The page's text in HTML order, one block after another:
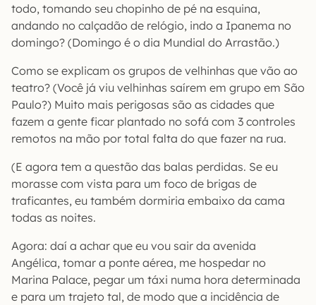
todo, tomando seu chopinho de pé na esquina,
andando no calçadão de relógio, indo a Ipanema no
domingo? (Domingo é o dia Mundial do Arrastão.)
Como se explicam os grupos de velhinhas que vão ao
teatro? (Você já viu velhinhas saírem em grupo em São
Paulo?) Muito mais perigosas são as cidades que
fazem a gente ficar plantado no sofá com 3 controles
remotos na mão por total falta do que fazer na rua.
(E agora tem a questão das balas perdidas. Se eu
morasse com vista para um foco de brigas de
traficantes, eu também dormiria embaixo da cama
todas as noites.
Agora: daí a achar que eu vou sair da avenida
Angélica, tomar a ponte aérea, me hospedar no
Marina Palace, pegar um táxi numa hora determinada
e para um trajeto tal, de modo que a incidência de